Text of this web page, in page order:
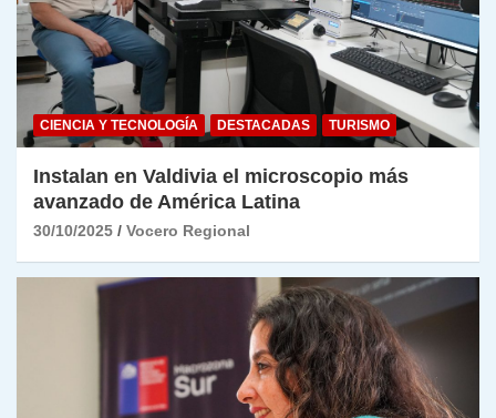
CIENCIA Y TECNOLOGÍA DESTACADAS TURISMO
Instalan en Valdivia el microscopio más
avanzado de América Latina
30/10/2025 Vocero Regional